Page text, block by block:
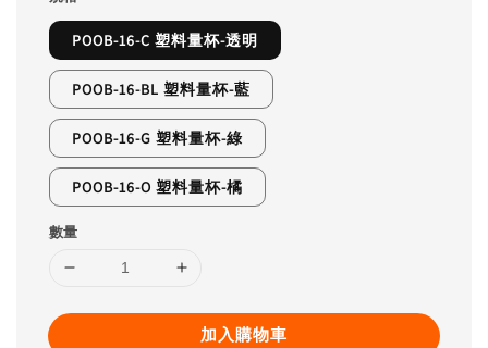
POOB-16-C 塑料量杯-透明
POOB-16-BL 塑料量杯-藍
POOB-16-G 塑料量杯-綠
POOB-16-O 塑料量杯-橘
數量
加入購物車